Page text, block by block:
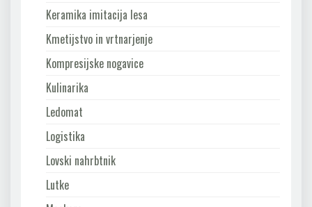
Keramika imitacija lesa
Kmetijstvo in vrtnarjenje
Kompresijske nogavice
Kulinarika
Ledomat
Logistika
Lovski nahrbtnik
Lutke